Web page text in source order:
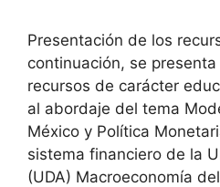
Presentación de los
continuación, se
recursos de carácter
al abordaje del tema
México y Política
sistema financiero de la
(UDA) Macroeconomía